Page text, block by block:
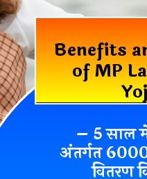
Benefits
of MP
– 5 साल
अंतर्गत
वितरण